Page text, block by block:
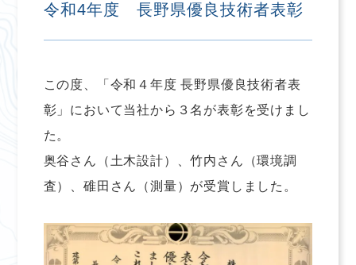
令和4年度 長野県優良技術者表彰
この度、「令和４年度 長野県優良技術者表
彰」において当社から３名が表彰を受けまし
た。
奥谷さん（土木設計）、竹内さん（環境調
査）、碓田さん（測量）が受賞しました。